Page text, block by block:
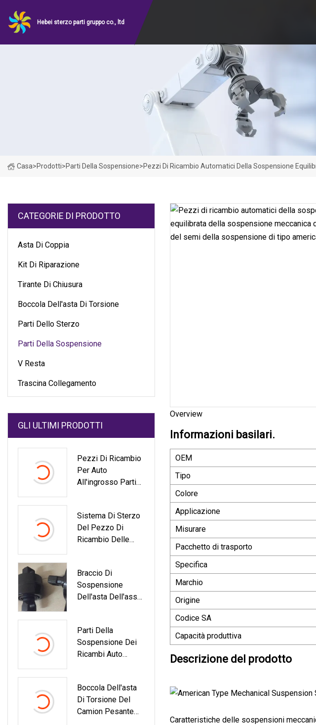
Hebei sterzo parti gruppo co., ltd
Casa>Prodotti>Parti Della Sospensione>Pezzi Di Ricambio Automatici Della Sospensione
CATEGORIE DI PRODOTTO
Asta Di Coppia
Kit Di Riparazione
Tirante Di Chiusura
Boccola Dell'asta Di Torsione
Parti Dello Sterzo
Parti Della Sospensione
V Resta
Trascina Collegamento
GLI ULTIMI PRODOTTI
Pezzi Di Ricambio
Per Auto
All'ingrosso Parti
Corpo Accessori
Per Auto Per
Toyota Camry
Sistema Di Sterzo
Del Pezzo Di
Ricambio Delle
Minio Dell'OEM
Certificato Ts/IATF
16949
Braccio Di
Sospensione
Dell'asta Dell'asse
Parti Della
Sospensione Dei
Ricambi Auto
Sterzo Del Tirante
Dello Sterzo
Ds1287 Per Ford E
Boccola Dell'asta
Di Torsione Del
Camion Pesante
Overview
Informazioni basilari.
OEM
Tipo
Colore
Applicazione
Misurare
Pacchetto di trasporto
Specifica
Marchio
Origine
Codice SA
Capacità produttiva
Descrizione del prodotto
Caratteristiche delle sospensioni